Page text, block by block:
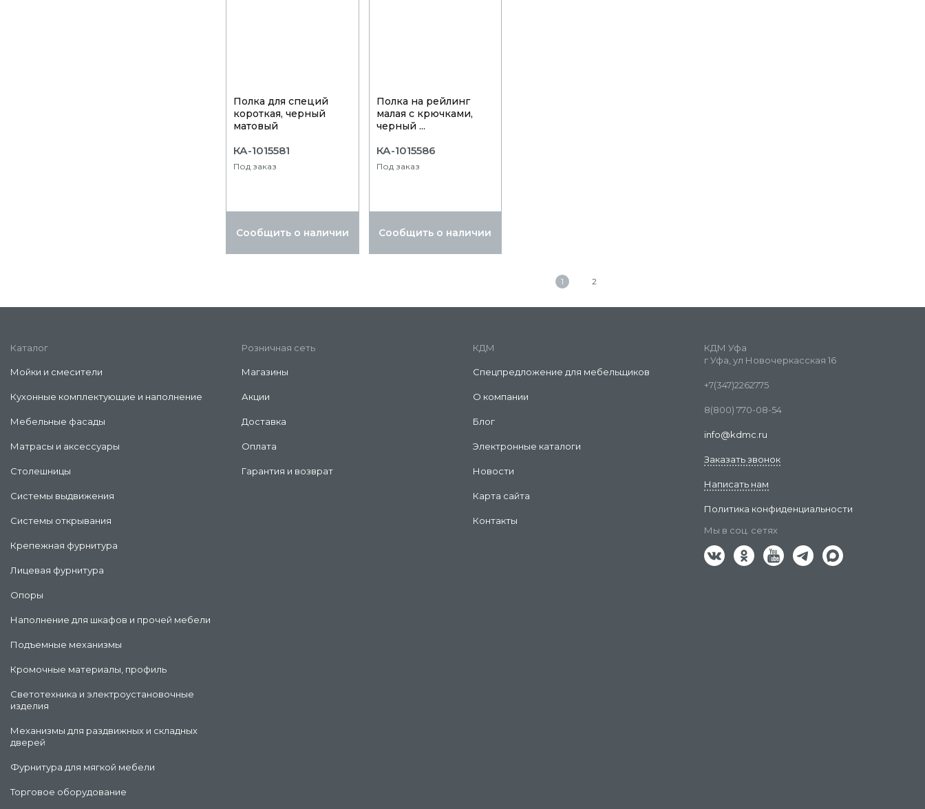
Полка для специй
короткая, черный
матовый
КА-1015581
Под заказ
Сообщить о наличии
Полка на рейлинг
малая с крючками,
черный ...
КА-1015586
Под заказ
Сообщить о наличии
1 2
Каталог
Мойки и смесители
Кухонные комплектующие и наполнение
Мебельные фасады
Матрасы и аксессуары
Столешницы
Системы выдвижения
Системы открывания
Крепежная фурнитура
Лицевая фурнитура
Опоры
Наполнение для шкафов и прочей мебели
Подъемные механизмы
Кромочные материалы, профиль
Светотехника и электроустановочные
изделия
Механизмы для раздвижных и складных
дверей
Фурнитура для мягкой мебели
Торговое оборудование
Розничная сеть
Магазины
Акции
Доставка
Оплата
Гарантия и возврат
КДМ
Спецпредложение для мебельщиков
О компании
Блог
Электронные каталоги
Новости
Карта сайта
Контакты
КДМ Уфа
г Уфа, ул Новочеркасская 16
+7(347)2262775
8(800) 770-08-54
info@kdmc.ru
Заказать звонок
Написать нам
Политика конфиденциальности
Мы в соц. сетях